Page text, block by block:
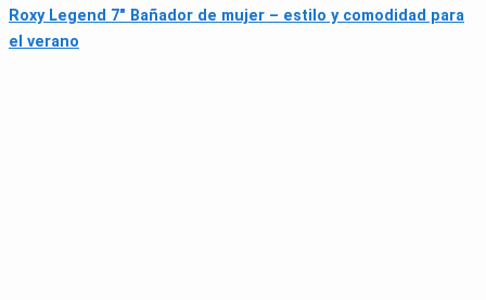
Roxy Legend 7" Bañador de mujer – estilo y comodidad para
el verano